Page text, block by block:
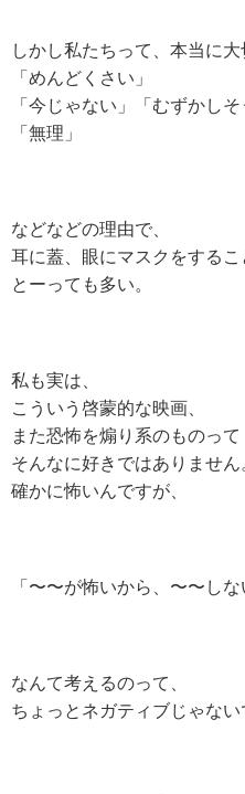
しかし私たちって、本当に
「めんどくさい」
「今じゃない」
「むずかしそ
「無理」
などなどの理由で、
耳に蓋、眼にマスクをするこ
とーっても多い。
私も実は、
こういう啓蒙的な映画、
また恐怖を煽り系のものって
そんなに好きではありません
確かに怖いんですが、
「〜〜が怖いから、〜〜しな
なんて考えるのって、
ちょっとネガティブじゃない